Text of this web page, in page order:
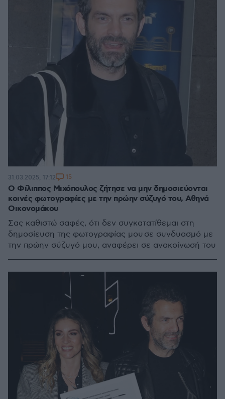
Ο Φίλιππος Μιχόπουλος ζήτησε να μην δημοσιεύονται
κοινές φωτογραφίες με την πρώην σύζυγό του, Αθηνά
Οικονομάκου
Σας καθιστώ σαφές, ότι δεν συγκατατίθεμαι στη
δημοσίευση της φωτογραφίας μου σε συνδυασμό με
την πρώην σύζυγό μου, αναφέρει σε ανακοίνωσή του
31.03.2025, 17:12 15